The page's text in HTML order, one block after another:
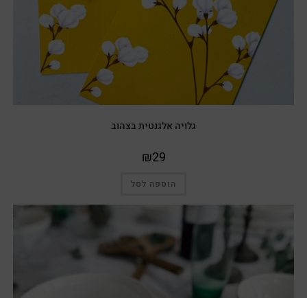
גלויה אלגנטית בצהוב
₪29
הוספה לסל